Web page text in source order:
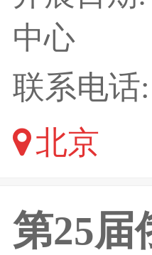
数字经
成为培
开局起
入体系
中心
联系电话:
北京
第25届